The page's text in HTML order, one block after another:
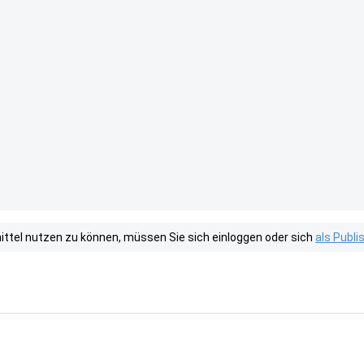
nutzen zu können, müssen Sie sich einloggen oder sich als